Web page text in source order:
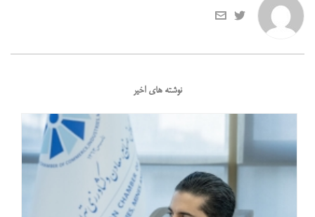
نوشته های اخیر